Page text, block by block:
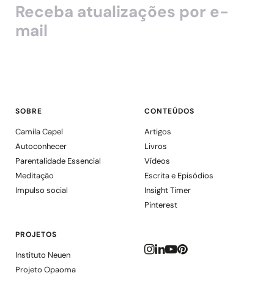
Receba atualizações por e-
mail
SOBRE
Camila Capel
Autoconhecer
Parentalidade Essencial
Meditação
Impulso social
CONTEÚDOS
Artigos
Livros
Vídeos
Escrita e Episódios
Insight Timer
Pinterest
PROJETOS
Instituto Neuen
Projeto Opaoma